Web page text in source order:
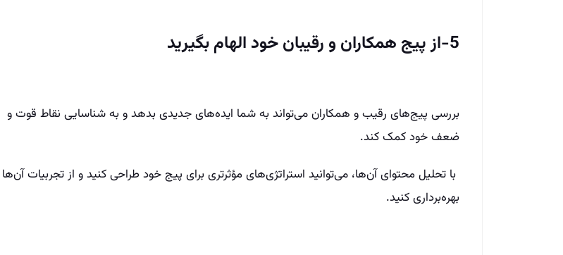
5-از پیج همکاران و رقیبان خود الهام بگیرید
بررسی پیج‌های رقیب و همکاران می‌تواند به شما ایده‌های جدیدی بدهد و به شناسایی نقاط قوت و
ضعف خود کمک کند.
با تحلیل محتوای آن‌ها، می‌توانید استراتژی‌های مؤثرتری برای پیج خود طراحی کنید و از تجربیات آن‌ها
بهره‌برداری کنید.